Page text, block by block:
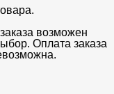
возможен
Оплата заказа